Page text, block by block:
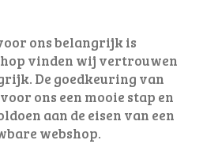
ons belangrijk is
vinden wij vertrouwen
De goedkeuring van
ons een mooie stap en
aan de eisen van een
webshop.